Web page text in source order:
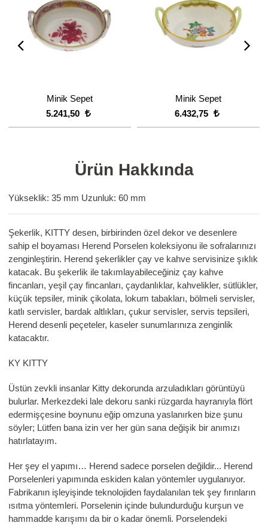
Minik Sepet
5.241,50
Minik Sepet
6.432,75
Ürün Hakkında
Yükseklik: 35 mm Uzunluk: 60 mm
Şekerlik, KITTY desen, birbirinden özel dekor ve desenlere
sahip el boyaması Herend Porselen koleksiyonu ile sofralarınızı
zenginleştirin. Herend şekerlikler çay ve kahve servisinize şıklık
katacak. Bu şekerlik ile takımlayabileceğiniz çay kahve
fincanları, yeşil çay fincanları, çaydanlıklar, kahvelikler, sütlükler,
küçük tepsiler, minik çikolata, lokum tabakları, bölmeli servisler,
katlı servisler, bardak altlıkları, çukur servisler, servis tepsileri,
Herend desenli peçeteler, kaseler sunumlarınıza zenginlik
katacaktır.
KY KITTY
Üstün zevkli insanlar Kitty dekorunda arzuladıkları görüntüyü
bulurlar. Merkezdeki lale dekoru sanki rüzgarda hayranıyla flört
edermişçesine boynunu eğip omzuna yaslanırken bize şunu
söyler; Lütfen bana izin ver her gün sana değişik bir anımızı
hatırlatayım.
Her şey el yapımı… Herend sadece porselen değildir... Herend
Porselenleri yapımında eskiden kalan yöntemler uygulanıyor.
Fabrikanın işleyişinde teknolojiden faydalanılan tek şey fırınların
ısıtma yöntemleri. Porselenin içinde bulundurduğu kurşun ve
hammadde karışımı da bir o kadar önemli. Porselendeki